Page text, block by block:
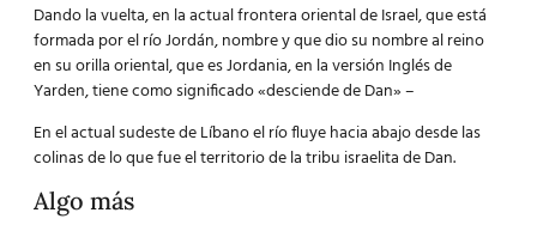
Dando la vuelta, en la actual frontera oriental de Israel, que está
formada por el río Jordán, nombre y que dio su nombre al reino
en su orilla oriental, que es Jordania, en la versión Inglés de
Yarden, tiene como significado «desciende de Dan» –
En el actual sudeste de Líbano el río fluye hacia abajo desde las
colinas de lo que fue el territorio de la tribu israelita de Dan.
Algo más